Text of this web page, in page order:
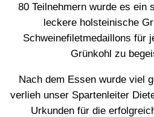
80 Teilnehmern wurde es ein
leckere holsteinische
Schweinefiletmedaillons für
Grünkohl zu
Nach dem Essen wurde viel
verlieh unser Spartenleiter
Urkunden für die